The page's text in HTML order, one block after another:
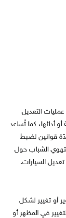
التعديل
أدائها، كما تُساعد
قوانين لضبط
الشباب حول
السيارات.
أو تغيير لشكل
في المظهر أو